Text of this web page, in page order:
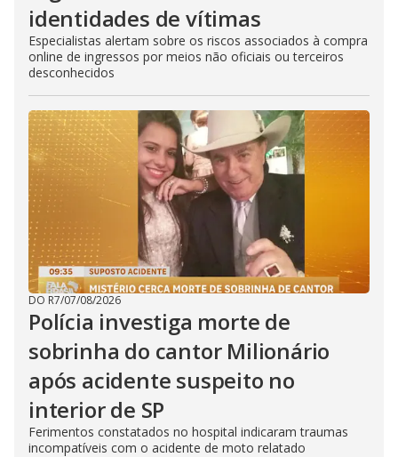
identidades de vítimas
Especialistas alertam sobre os riscos associados à compra
online de ingressos por meios não oficiais ou terceiros
desconhecidos
DO R7/07/08/2026
Polícia investiga morte de
sobrinha do cantor Milionário
após acidente suspeito no
interior de SP
Ferimentos constatados no hospital indicaram traumas
incompatíveis com o acidente de moto relatado